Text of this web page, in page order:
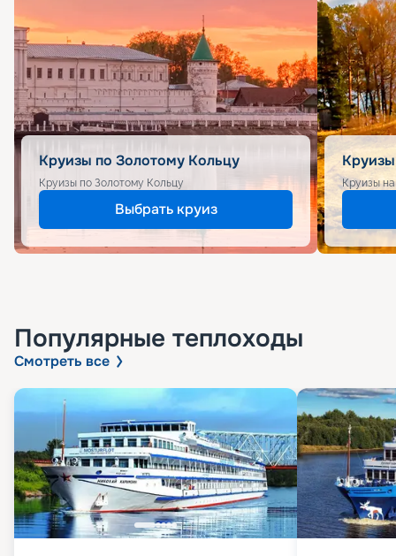
Круизы по Золотому Кольцу
Круизы по Золотому Кольцу
Выбрать круиз
Круизы
Популярные теплоходы
Смотреть все